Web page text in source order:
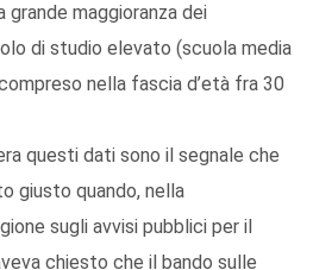
grande maggioranza dei
di studio elevato (scuola media
nella fascia d’età fra 30
questi dati sono il segnale che
giusto quando, nella
sugli avvisi pubblici per il
chiesto che il bando sulle